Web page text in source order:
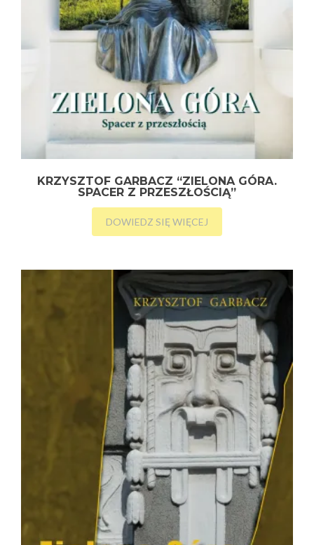
KRZYSZTOF GARBACZ “ZIELONA GÓRA.
SPACER Z PRZESZŁOŚCIĄ”
DOWIEDZ SIĘ WIĘCEJ